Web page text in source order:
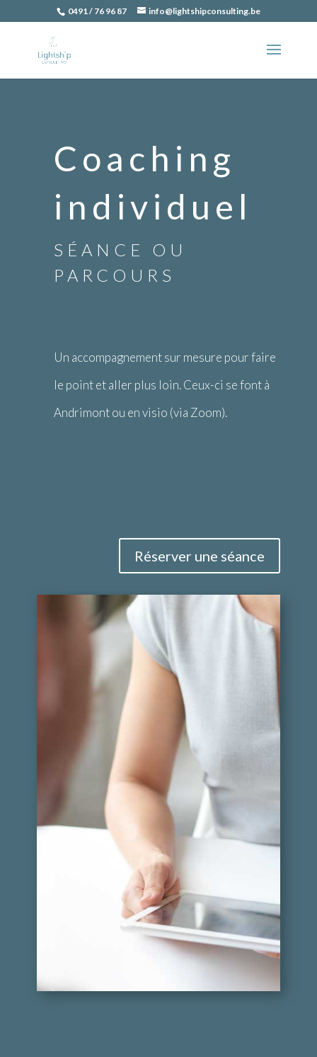
0491 / 76 96 87 info@lightshipconsulting.be
Coaching
individuel
SÉANCE OU
PARCOURS
Un accompagnement sur mesure pour faire
le point et aller plus loin. Ceux-ci se font à
Andrimont ou en visio (via Zoom).
Réserver une séance